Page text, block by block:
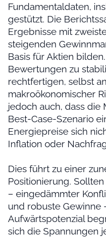
Fundamentaldaten,
gestützt. Die
Ergebnisse mit
steigenden
Basis für Aktien
Bewertungen zu
rechtfertigen, selbst
makroökonomischer
jedoch auch, dass die
Best-Case-Szenario
Energiepreise sich
Inflation oder
Dies führt zu einer
Positionierung.
– eingedämmter
und robuste Gewinne
Aufwärtspotenzial
sich die Spannungen